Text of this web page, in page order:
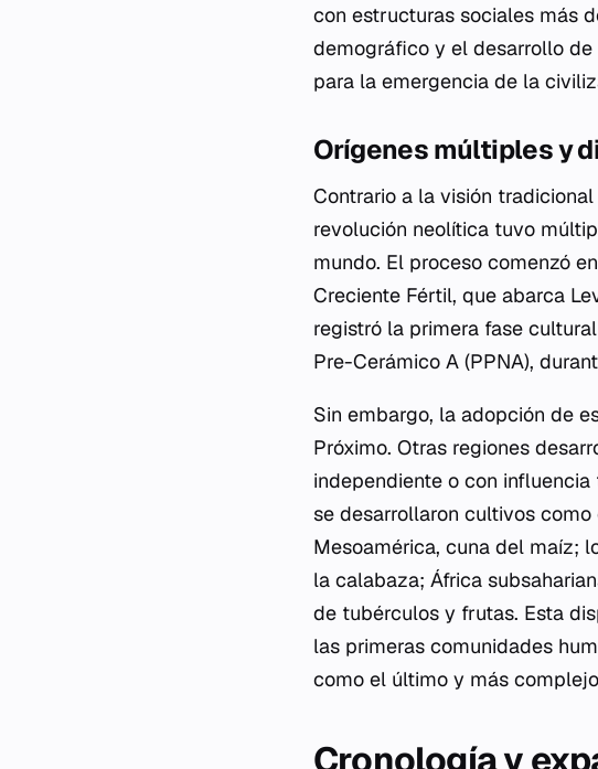
con estructuras sociales más
demográfico y el desarrollo
para la emergencia de la
Orígenes múltiples y
Contrario a la visión
revolución neolítica tuvo
mundo. El proceso comenzó
Creciente Fértil, que abarca
registró la primera fase
Pre-Cerámico A (PPNA),
Sin embargo, la adopción de
Próximo. Otras regiones
independiente o con
se desarrollaron cultivos
Mesoamérica, cuna del maíz;
la calabaza; África
de tubérculos y frutas. Esta
las primeras comunidades
como el último y más
Cronología y